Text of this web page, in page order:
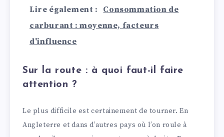
Lire également :
Consommation de
carburant : moyenne, facteurs
d'influence
Sur la route : à quoi faut-il faire
attention ?
Le plus difficile est certainement de tourner. En
Angleterre et dans d’autres pays où l’on roule à